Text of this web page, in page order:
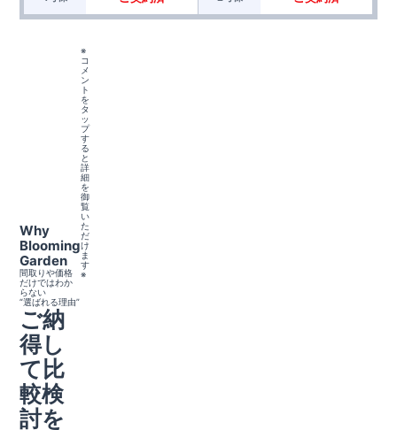
Why
Blooming
Garden
間取りや価格
だけではわか
らない
“選ばれる理由”
ご納
得し
て比
較検
討を
※
コ
メ
ン
ト
を
タ
ッ
プ
す
る
と
詳
細
を
御
覧
い
た
だ
け
ま
す
※